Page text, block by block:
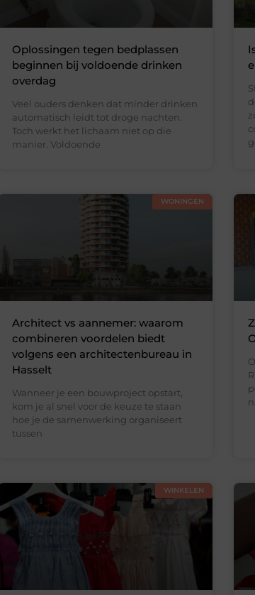
Oplossingen tegen bedplassen
beginnen bij voldoende drinken
overdag
Veel ouders denken dat minder drinken
automatisch leidt tot droge nachten.
Toch werkt het lichaam niet op die
manier. Voldoende
WONINGEN
Architect vs aannemer: waarom
combineren voordelen biedt
volgens een architectenbureau in
Hasselt
Wanneer je een bouwproject opstart,
kom je al snel voor de keuze te staan
hoe je de samenwerking organiseert
tussen
WINKELEN